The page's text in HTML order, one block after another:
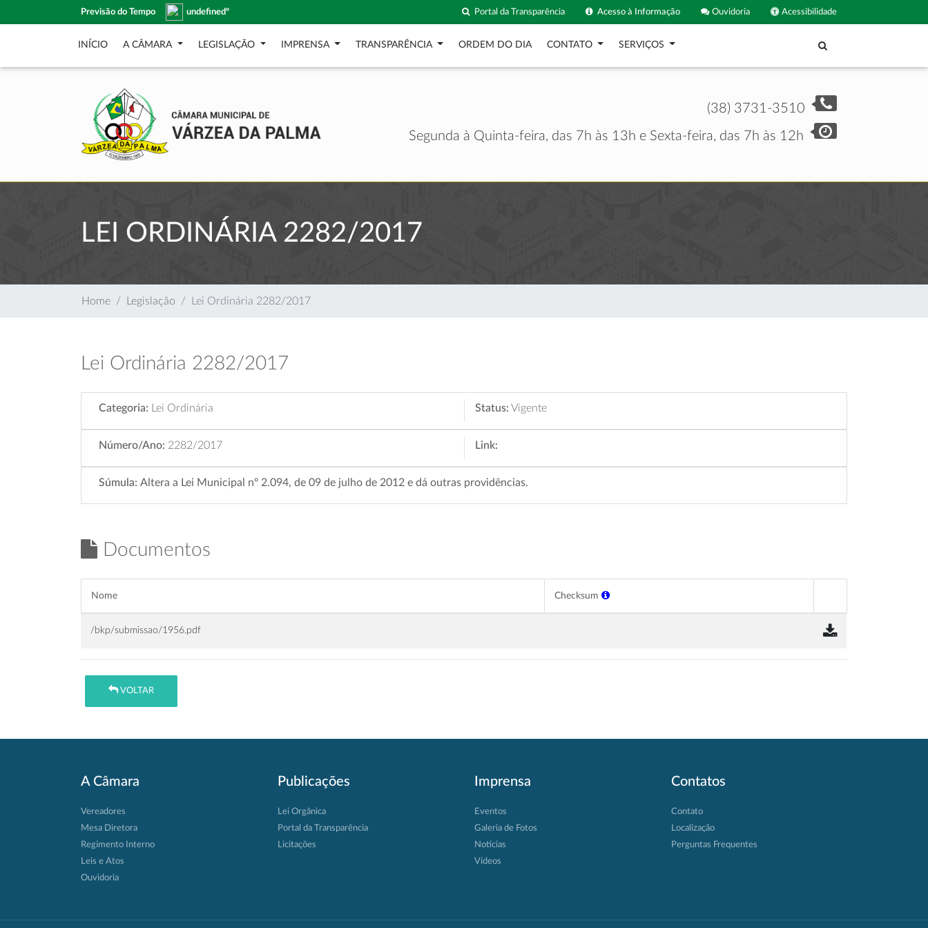
Previsão do Tempo undefinedº Acessibilidade
Ouvidoria
Acesso à Informação
Portal da Transparência
INÍCIO A CÂMARA LEGISLAÇÃO IMPRENSA TRANSPARÊNCIA ORDEM DO DIA CONTATO SERVIÇOS
(38) 3731-3510
Segunda à Quinta-feira, das 7h às 13h e Sexta-feira, das 7h às 12h
LEI ORDINÁRIA 2282/2017
Home Legislação Lei Ordinária 2282/2017
Lei Ordinária 2282/2017
Categoria: Lei Ordinária Status: Vigente
Número/Ano: 2282/2017 Link:
Súmula: Altera a Lei Municipal nº 2.094, de 09 de julho de 2012 e dá outras providências.
Documentos
Nome Checksum
/bkp/submissao/1956.pdf
VOLTAR
A Câmara
Vereadores
Mesa Diretora
Regimento Interno
Leis e Atos
Ouvidoria
Publicações
Lei Orgânica
Portal da Transparência
Licitações
Imprensa
Eventos
Galeria de Fotos
Notícias
Vídeos
Contatos
Contato
Localização
Perguntas Frequentes